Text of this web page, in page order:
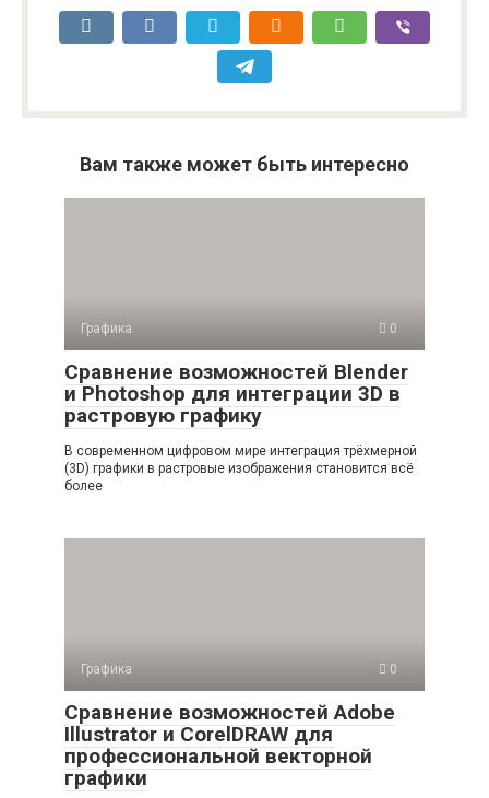
Вам также может быть интересно
Графика 0
Сравнение возможностей Blender
и Photoshop для интеграции 3D в
растровую графику
В современном цифровом мире интеграция трёхмерной
(3D) графики в растровые изображения становится всё
более
Графика 0
Сравнение возможностей Adobe
Illustrator и CorelDRAW для
профессиональной векторной
графики